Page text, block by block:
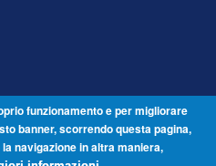
Fondazioni - Periodico telematico
n.7 del 22/07/2014 – ISSN 2421-2466
3488/U - 30123 Venezia - Italia -
funzionamento e per migliorare
banner, scorrendo questa pagina,
navigazione in altra maniera,